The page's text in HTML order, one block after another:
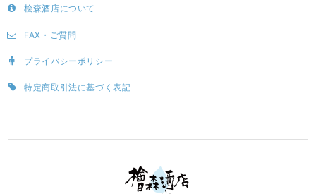
桧森酒店について
FAX・ご質問
プライバシーポリシー
特定商取引法に基づく表記